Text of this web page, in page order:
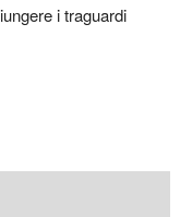
i traguardi